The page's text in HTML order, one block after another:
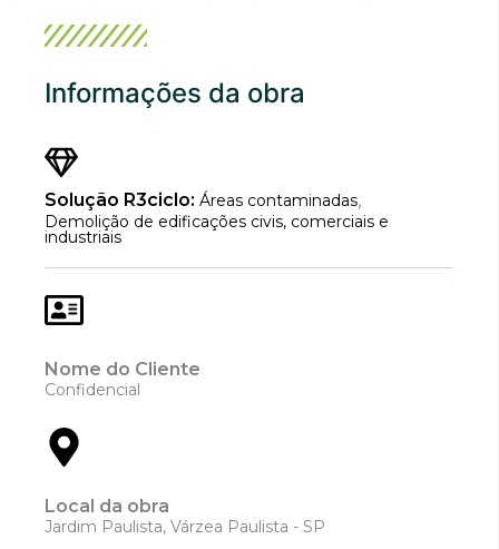
Informações da obra
Solução R3ciclo: Áreas contaminadas,
Demolição de edificações civis, comerciais e
industriais
Nome do Cliente
Confidencial
Local da obra
Jardim Paulista, Várzea Paulista - SP